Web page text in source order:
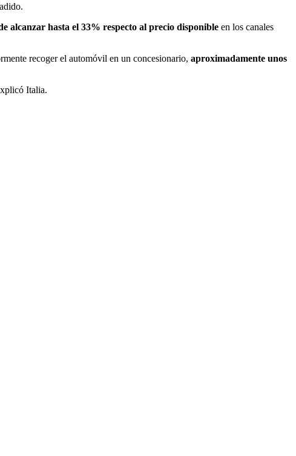
alcanzar hasta el 33% respecto al precio disponible en los canales
recoger el automóvil en un concesionario, aproximadamente unos
Italia.